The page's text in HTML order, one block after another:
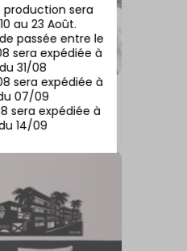
production sera
au 23 Août.
passée entre le
sera expédiée à
31/08
sera expédiée à
07/09
sera expédiée à
14/09